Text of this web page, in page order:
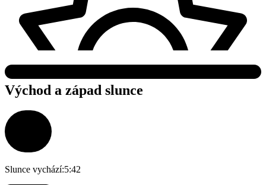
Východ a západ slunce
Slunce vychází:5:42